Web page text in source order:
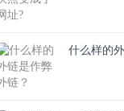
什么样的